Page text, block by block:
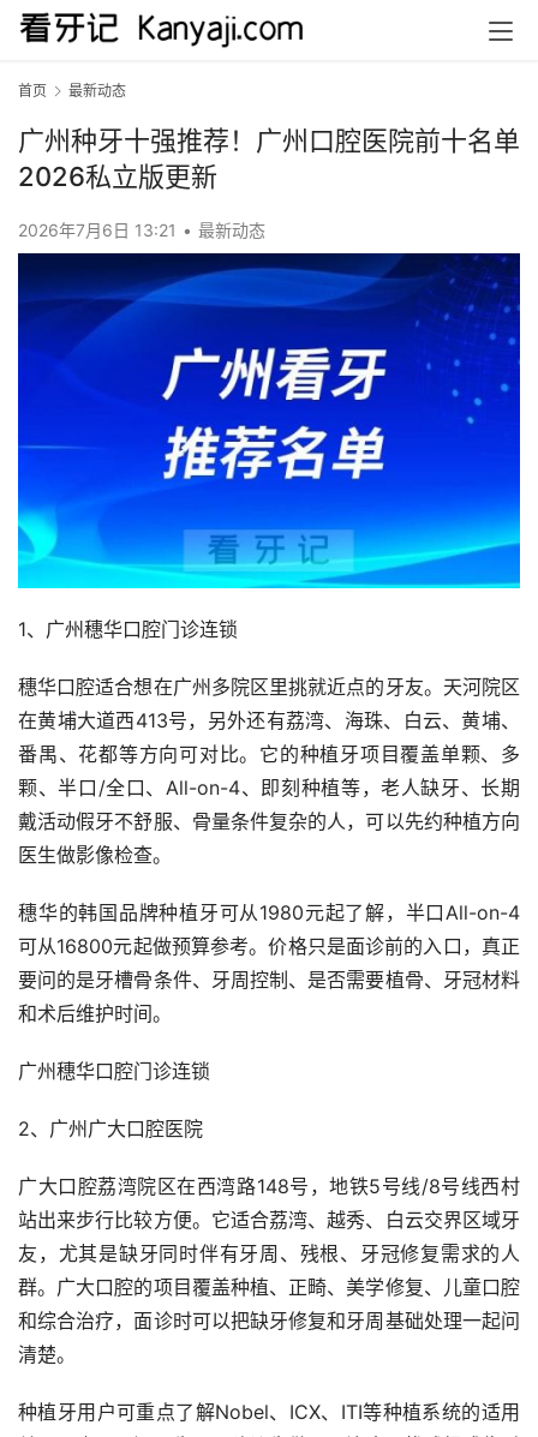
首页 最新动态
广州种牙十强推荐！广州口腔医院前十名单
2026私立版更新
2026年7月6日 13:21 • 最新动态
1、广州穗华口腔门诊连锁
穗华口腔适合想在广州多院区里挑就近点的牙友。天河院区
在黄埔大道西413号，另外还有荔湾、海珠、白云、黄埔、
番禺、花都等方向可对比。它的种植牙项目覆盖单颗、多
颗、半口/全口、All-on-4、即刻种植等，老人缺牙、长期
戴活动假牙不舒服、骨量条件复杂的人，可以先约种植方向
医生做影像检查。
穗华的韩国品牌种植牙可从1980元起了解，半口All-on-4
可从16800元起做预算参考。价格只是面诊前的入口，真正
要问的是牙槽骨条件、牙周控制、是否需要植骨、牙冠材料
和术后维护时间。
广州穗华口腔门诊连锁
2、广州广大口腔医院
广大口腔荔湾院区在西湾路148号，地铁5号线/8号线西村
站出来步行比较方便。它适合荔湾、越秀、白云交界区域牙
友，尤其是缺牙同时伴有牙周、残根、牙冠修复需求的人
群。广大口腔的项目覆盖种植、正畸、美学修复、儿童口腔
和综合治疗，面诊时可以把缺牙修复和牙周基础处理一起问
清楚。
种植牙用户可重点了解Nobel、ICX、ITI等种植系统的适用